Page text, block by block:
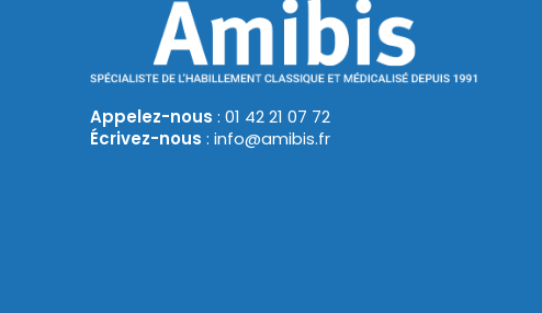
Appelez-nous : 01 42 21 07 72
Écrivez-nous : info@amibis.fr